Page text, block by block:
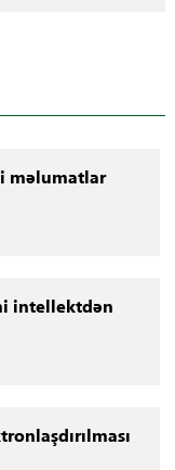
məlumatlar
intellektdən